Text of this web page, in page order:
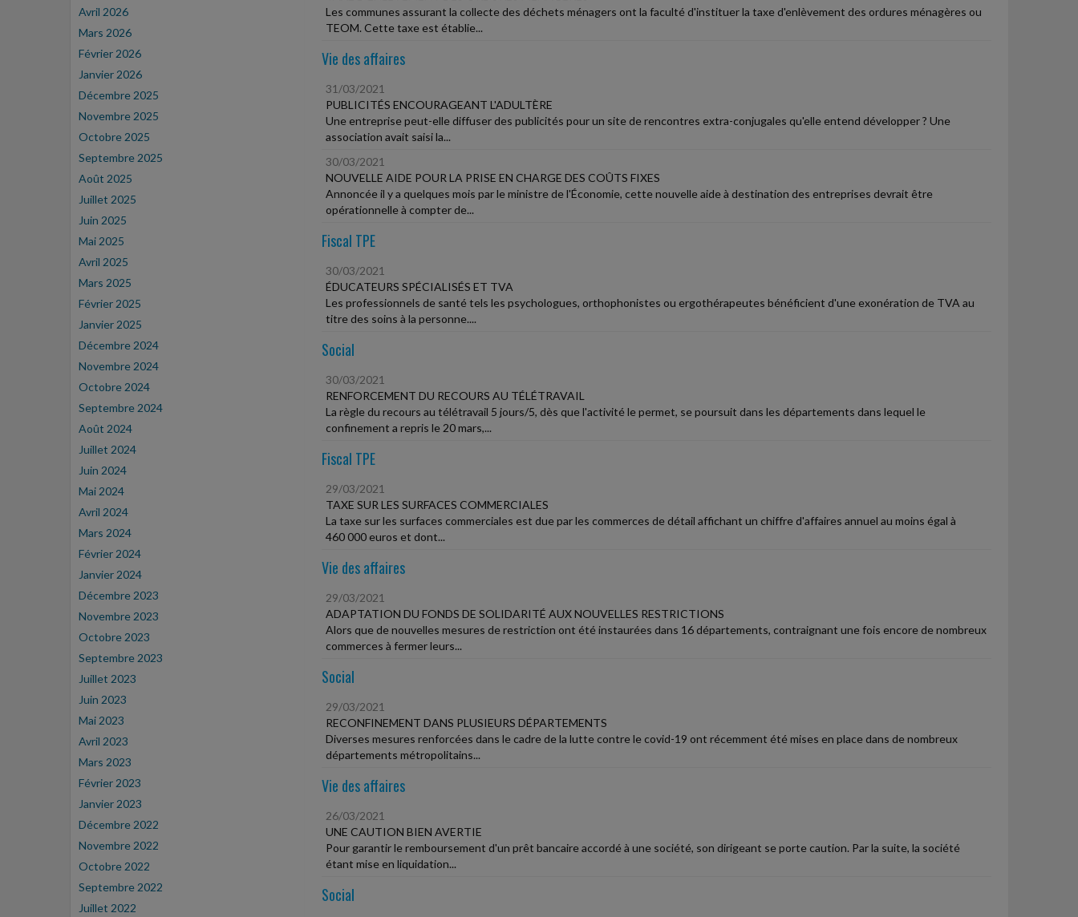
Avril 2026
Mars 2026
Février 2026
Janvier 2026
Décembre 2025
Novembre 2025
Octobre 2025
Septembre 2025
Août 2025
Juillet 2025
Juin 2025
Mai 2025
Avril 2025
Mars 2025
Février 2025
Janvier 2025
Décembre 2024
Novembre 2024
Octobre 2024
Septembre 2024
Août 2024
Juillet 2024
Juin 2024
Mai 2024
Avril 2024
Mars 2024
Février 2024
Janvier 2024
Décembre 2023
Novembre 2023
Octobre 2023
Septembre 2023
Juillet 2023
Juin 2023
Mai 2023
Avril 2023
Mars 2023
Février 2023
Janvier 2023
Décembre 2022
Novembre 2022
Octobre 2022
Septembre 2022
Juillet 2022
Les communes assurant la collecte des déchets ménagers ont la faculté d'instituer la taxe d'enlèvement des ordures ménagères ou
TEOM. Cette taxe est établie...
Vie des affaires
31/03/2021
PUBLICITÉS ENCOURAGEANT L'ADULTÈRE
Une entreprise peut-elle diffuser des publicités pour un site de rencontres extra-conjugales qu'elle entend développer ? Une
association avait saisi la...
30/03/2021
NOUVELLE AIDE POUR LA PRISE EN CHARGE DES COÛTS FIXES
Annoncée il y a quelques mois par le ministre de l'Économie, cette nouvelle aide à destination des entreprises devrait être
opérationnelle à compter de...
Fiscal TPE
30/03/2021
ÉDUCATEURS SPÉCIALISÉS ET TVA
Les professionnels de santé tels les psychologues, orthophonistes ou ergothérapeutes bénéficient d'une exonération de TVA au
titre des soins à la personne....
Social
30/03/2021
RENFORCEMENT DU RECOURS AU TÉLÉTRAVAIL
La règle du recours au télétravail 5 jours/5, dès que l'activité le permet, se poursuit dans les départements dans lequel le
confinement a repris le 20 mars,...
Fiscal TPE
29/03/2021
TAXE SUR LES SURFACES COMMERCIALES
La taxe sur les surfaces commerciales est due par les commerces de détail affichant un chiffre d'affaires annuel au moins égal à
460 000 euros et dont...
Vie des affaires
29/03/2021
ADAPTATION DU FONDS DE SOLIDARITÉ AUX NOUVELLES RESTRICTIONS
Alors que de nouvelles mesures de restriction ont été instaurées dans 16 départements, contraignant une fois encore de nombreux
commerces à fermer leurs...
Social
29/03/2021
RECONFINEMENT DANS PLUSIEURS DÉPARTEMENTS
Diverses mesures renforcées dans le cadre de la lutte contre le covid-19 ont récemment été mises en place dans de nombreux
départements métropolitains...
Vie des affaires
26/03/2021
UNE CAUTION BIEN AVERTIE
Pour garantir le remboursement d'un prêt bancaire accordé à une société, son dirigeant se porte caution. Par la suite, la société
étant mise en liquidation...
Social